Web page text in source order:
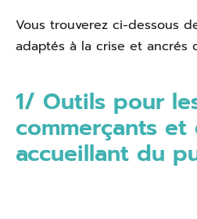
Vous trouverez ci-dessous
adaptés à la crise et ancrés
1/ Outils pour
commerçants et
accueillant du